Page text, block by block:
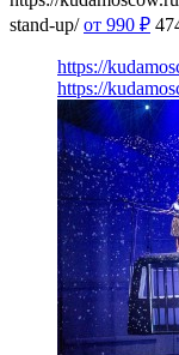
stand-up/ от 990 ₽
https://
https://